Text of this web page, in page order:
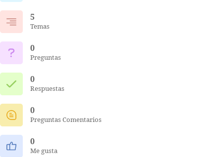
5
Temas
0
Preguntas
0
Respuestas
0
Preguntas Comentarios
0
Me gusta